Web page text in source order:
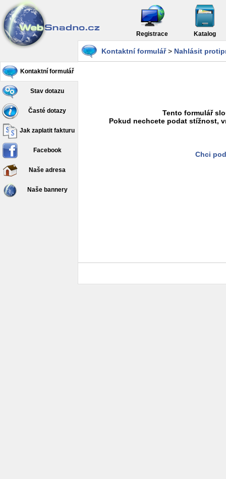
Registrace Katalog
Kontaktní formulář
Stav dotazu
Časté dotazy
Jak zaplatit fakturu
Facebook
Naše adresa
Naše bannery
Kontaktní formulář> Nahlásit
Tento formulář
Pokud nechcete podat stížnost,
Chci